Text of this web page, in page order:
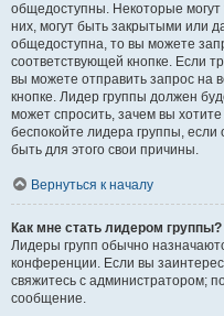
общедоступны. Некоторые могут
них, могут быть закрытыми или
общедоступна, то вы можете
соответствующей кнопке. Если
вы можете отправить запрос на
кнопке. Лидер группы должен
может спросить, зачем вы
беспокойте лидера группы, если
быть для этого свои причины.
Вернуться к началу
Как мне стать лидером группы?
Лидеры групп обычно
конференции. Если вы
свяжитесь с администратором;
сообщение.